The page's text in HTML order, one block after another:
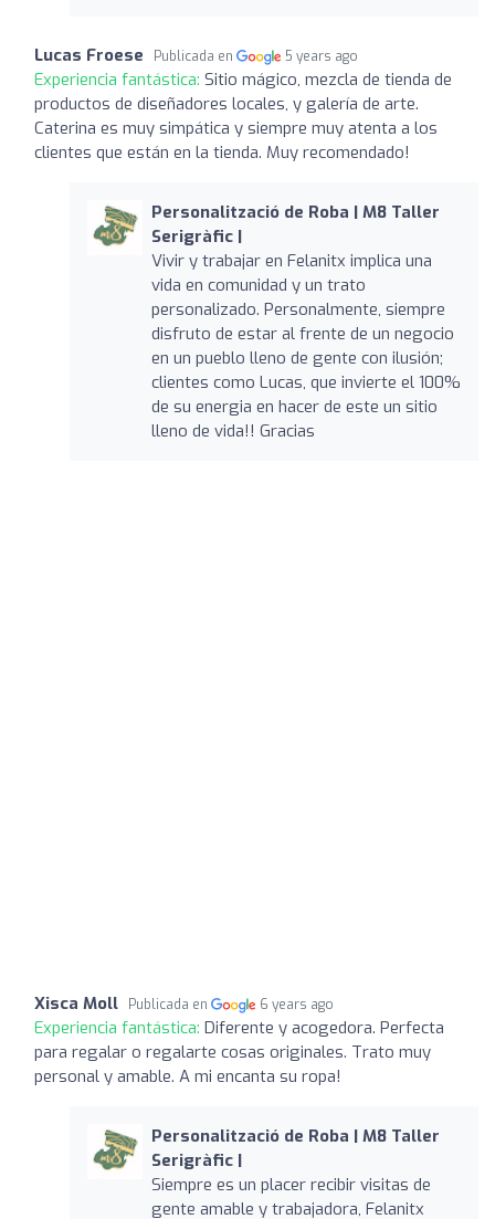
Lucas Froese Publicada en 5 years ago
Experiencia fantástica: Sitio mágico, mezcla de tienda de
productos de diseñadores locales, y galería de arte.
Caterina es muy simpática y siempre muy atenta a los
clientes que están en la tienda. Muy recomendado!
Personalització de Roba | M8 Taller
Serigràfic |
Vivir y trabajar en Felanitx implica una
vida en comunidad y un trato
personalizado. Personalmente, siempre
disfruto de estar al frente de un negocio
en un pueblo lleno de gente con ilusión;
clientes como Lucas, que invierte el 100%
de su energia en hacer de este un sitio
lleno de vida!! Gracias
Xisca Moll Publicada en 6 years ago
Experiencia fantástica: Diferente y acogedora. Perfecta
para regalar o regalarte cosas originales. Trato muy
personal y amable. A mi encanta su ropa!
Personalització de Roba | M8 Taller
Serigràfic |
Siempre es un placer recibir visitas de
gente amable y trabajadora, Felanitx